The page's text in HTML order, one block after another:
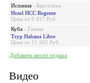
Испания - Барселона
Hotel HCC Regente
Цена от 9 817 Руб.
Куба - Гавана
Tryp Habana Libre
Цена от 11 502 Руб.
Добавить место отдыха
Видео